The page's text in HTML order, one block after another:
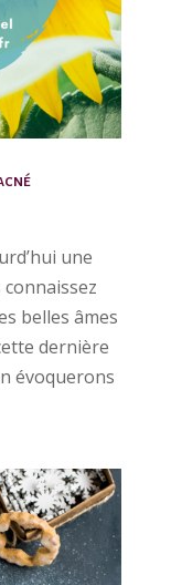
une
belles âmes
dernière
évoquerons